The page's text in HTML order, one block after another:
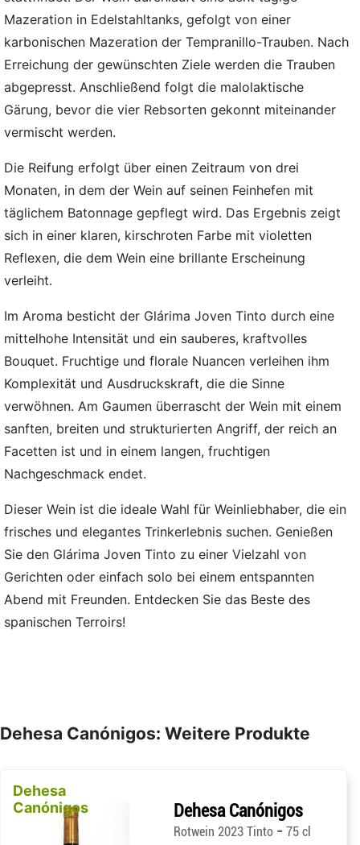
Mazeration in Edelstahltanks, gefolgt von einer
karbonischen Mazeration der Tempranillo-Trauben. Nach
Erreichung der gewünschten Ziele werden die Trauben
abgepresst. Anschließend folgt die malolaktische
Gärung, bevor die vier Rebsorten gekonnt miteinander
vermischt werden.
Die Reifung erfolgt über einen Zeitraum von drei
Monaten, in dem der Wein auf seinen Feinhefen mit
täglichem Batonnage gepflegt wird. Das Ergebnis zeigt
sich in einer klaren, kirschroten Farbe mit violetten
Reflexen, die dem Wein eine brillante Erscheinung
verleiht.
Im Aroma besticht der Glárima Joven Tinto durch eine
mittelhohe Intensität und ein sauberes, kraftvolles
Bouquet. Fruchtige und florale Nuancen verleihen ihm
Komplexität und Ausdruckskraft, die die Sinne
verwöhnen. Am Gaumen überrascht der Wein mit einem
sanften, breiten und strukturierten Angriff, der reich an
Facetten ist und in einem langen, fruchtigen
Nachgeschmack endet.
Dieser Wein ist die ideale Wahl für Weinliebhaber, die ein
frisches und elegantes Trinkerlebnis suchen. Genießen
Sie den Glárima Joven Tinto zu einer Vielzahl von
Gerichten oder einfach solo bei einem entspannten
Abend mit Freunden. Entdecken Sie das Beste des
spanischen Terroirs!
Dehesa Canónigos: Weitere Produkte
Dehesa
Canónigos
Dehesa Canónigos
Rotwein 2023 Tinto -75 cl